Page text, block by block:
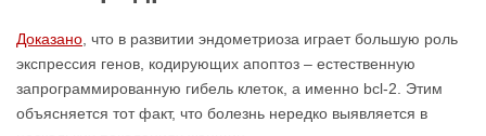
Доказано , что в развитии эндометриоза играет большую роль
экспрессия генов, кодирующих апоптоз – естественную
запрограммированную гибель клеток, а именно bcl-2. Этим
объясняется тот факт, что болезнь нередко выявляется в